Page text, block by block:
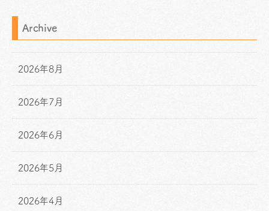
Archive
2026年8月
2026年7月
2026年6月
2026年5月
2026年4月